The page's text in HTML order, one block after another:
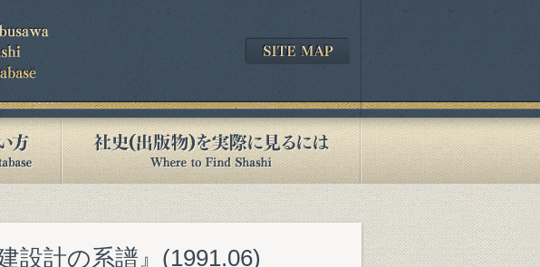
設計の系譜』(1991.06)